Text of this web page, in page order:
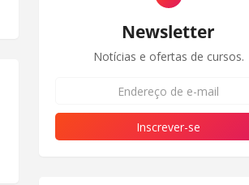
Newsletter
Notícias e ofertas de cursos.